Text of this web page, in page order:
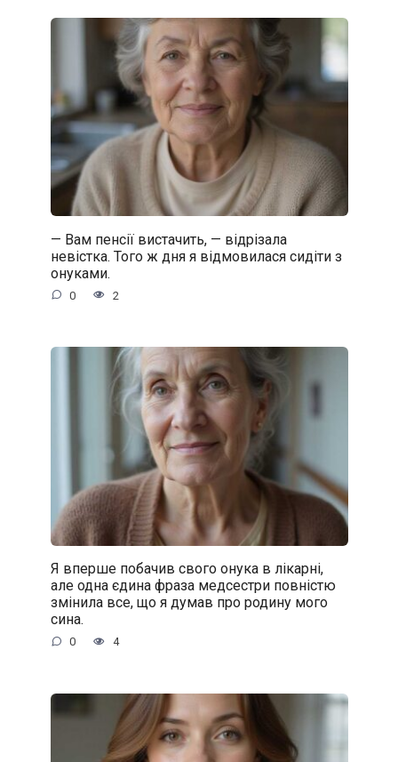
— Вам пенсії вистачить, — відрізала
невістка. Того ж дня я відмовилася сидіти з
онуками.
0 2
Я вперше побачив свого онука в лікарні,
але одна єдина фраза медсестри повністю
змінила все, що я думав про родину мого
сина.
0 4